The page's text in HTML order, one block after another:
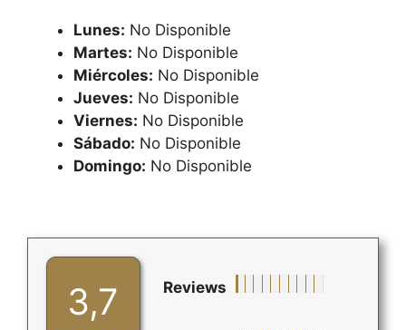
Lunes: No Disponible
Martes: No Disponible
Miércoles: No Disponible
Jueves: No Disponible
Viernes: No Disponible
Sábado: No Disponible
Domingo: No Disponible
3,7 Reviews